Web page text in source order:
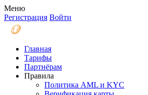
Меню
Регистрация Войти
Главная
Тарифы
Партнёрам
Правила
Политика AML и KYC